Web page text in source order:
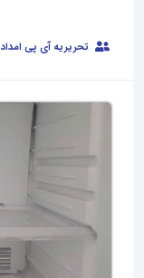
تحریریه آی پی امداد